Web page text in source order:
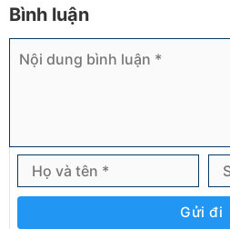
Bình luận
Gửi đi